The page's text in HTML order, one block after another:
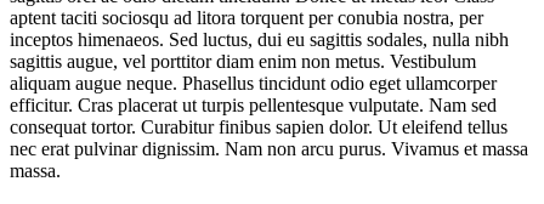
aptent taciti sociosqu ad litora torquent per conubia nostra, per
inceptos himenaeos. Sed luctus, dui eu sagittis sodales, nulla nibh
sagittis augue, vel porttitor diam enim non metus. Vestibulum
aliquam augue neque. Phasellus tincidunt odio eget ullamcorper
efficitur. Cras placerat ut turpis pellentesque vulputate. Nam sed
consequat tortor. Curabitur finibus sapien dolor. Ut eleifend tellus
nec erat pulvinar dignissim. Nam non arcu purus. Vivamus et massa
massa.